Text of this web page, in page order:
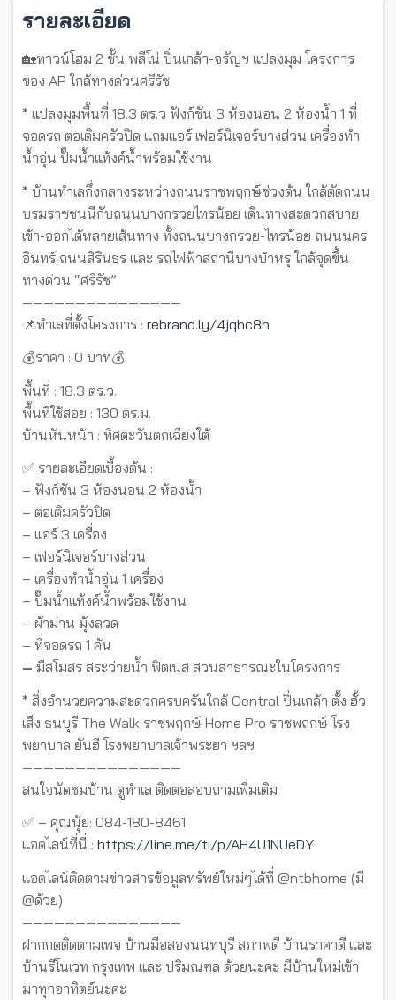
รายละเอียด
🏡ทาวน์โฮม 2 ชั้น พลีโน่ ปิ่นเกล้า-จรัญฯ แปลงมุม โครงการ
ของ AP ใกล้ทางด่วนศรีรัช
* แปลงมุมพื้นที่ 18.3 ตร.ว ฟังก์ชัน 3 ห้องนอน 2 ห้องน้ำ 1 ที่
จอดรถ ต่อเติมครัวปิด แถมแอร์ เฟอร์นิเจอร์บางส่วน เครื่องทำ
น้ำอุ่น ปั๊มน้ำแท้งค์น้ำพร้อมใช้งาน
* บ้านทำเลกึ่งกลางระหว่างถนนราชพฤกษ์ช่วงต้น ใกล้ตัดถนน
บรมราชชนนีกับถนนบางกรวยไทรน้อย เดินทางสะดวกสบาย
เข้า-ออกได้หลายเส้นทาง ทั้งถนนบางกรวย-ไทรน้อย ถนนนคร
อินทร์ ถนนสิรินธร และ รถไฟฟ้าสถานีบางบำหรุ ใกล้จุดขึ้น
ทางด่วน “ศรีรัช”
———————————————
📌ทำเลที่ตั้งโครงการ : rebrand.ly/4jqhc8h
💰ราคา : 0 บาท💰
พื้นที่ : 18.3 ตร.ว.
พื้นที่ใช้สอย : 130 ตร.ม.
บ้านหันหน้า : ทิศตะวันตกเฉียงใต้
✅ รายละเอียดเบื้องต้น :
– ฟังก์ชัน 3 ห้องนอน 2 ห้องน้ำ
– ต่อเติมครัวปิด
– แอร์ 3 เครื่อง
– เฟอร์นิเจอร์บางส่วน
– เครื่องทำน้ำอุ่น 1 เครื่อง
– ปั๊มน้ำแท้งค์น้ำพร้อมใช้งาน
– ผ้าม่าน มุ้งลวด
– ที่จอดรถ 1 คัน
– มีสโมสร สระว่ายน้ำ ฟิตเนส สวนสาธารณะในโครงการ
* สิ่งอำนวยความสะดวกครบครันใกล้ Central ปิ่นเกล้า ตั้ง ฮั้ว
เส็ง ธนบุรี The Walk ราชพฤกษ์ Home Pro ราชพฤกษ์ โรง
พยาบาล ยันฮี โรงพยาบาลเจ้าพระยา ฯลฯ
———————————————
สนใจนัดชมบ้าน ดูทำเล ติดต่อสอบถามเพิ่มเติม
✅ – คุณนุ้ย: 084-180-8461
แอดไลน์ที่นี่ : https://line.me/ti/p/AH4U1NUeDY
แอดไลน์ติดตามข่าวสารข้อมูลทรัพย์ใหม่ๆได้ที่ @ntbhome (มี
@ด้วย)
———————————————
ฝากกดติดตามเพจ บ้านมือสองนนทบุรี สภาพดี บ้านราคาดี และ
บ้านรีโนเวท กรุงเทพ และ ปริมณฑล ด้วยนะคะ มีบ้านใหม่เข้า
มาทุกอาทิตย์นะคะ